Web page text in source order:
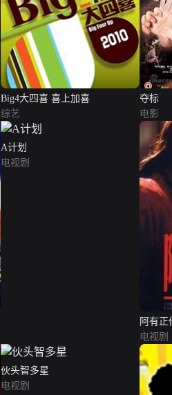
Big4大四喜 喜上加喜
综艺
夺标
电影
A计划
电视剧
阿有正
电视剧
伙头智多星
电视剧